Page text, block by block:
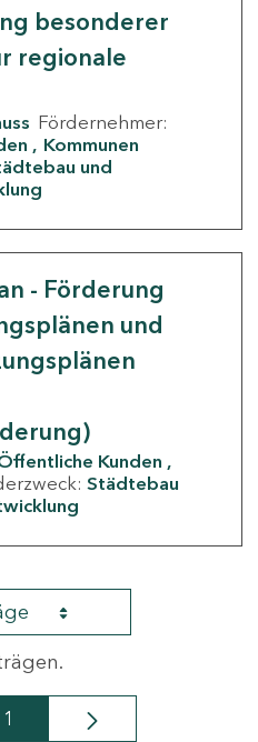
besonderer
regionale
Fördernehmer:
Kommunen
und
- Förderung
und
Kunden
Städtebau
Seite
1